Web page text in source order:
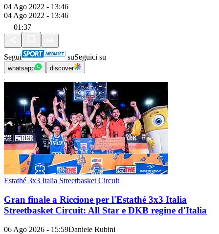
04 Ago 2022 - 13:46
04 Ago 2022 - 13:46
01:37
Segui suSeguici su
whatsapp discover
Estathé 3x3 Italia Streetbasket Circuit
Gran finale a Riccione per l'Estathé 3x3 Italia
Streetbasket Circuit: All Star e DKB regine d'Italia
06 Ago 2026 - 15:59Daniele Rubini